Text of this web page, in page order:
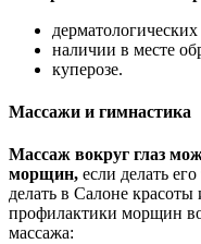
наличии в месте
куперозе.
Массажи и гимнастика
Массаж вокруг глаз
морщин, если делать
делать в Салоне
профилактики морщин
массажа: